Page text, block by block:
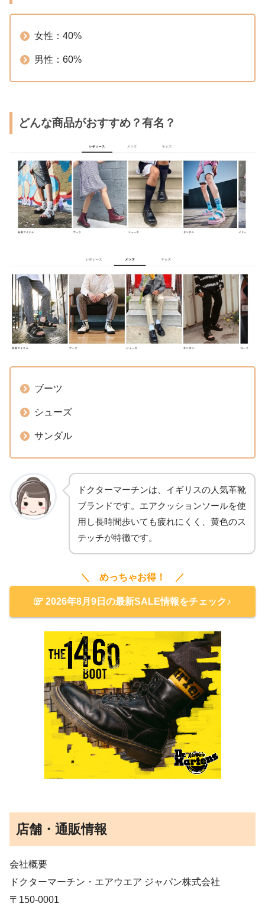
女性：40%
男性：60%
どんな商品がおすすめ？有名？
ブーツ
シューズ
サンダル
ドクターマーチンは、イギリスの人気革靴
ブランドです。エアクッションソールを使
用し長時間歩いても疲れにくく、黄色のス
テッチが特徴です。
＼ めっちゃお得！ ／
2026年8月9日の最新SALE情報をチェック♪
店舗・通販情報
会社概要
ドクターマーチン・エアウエア ジャパン株式会社
〒150-0001